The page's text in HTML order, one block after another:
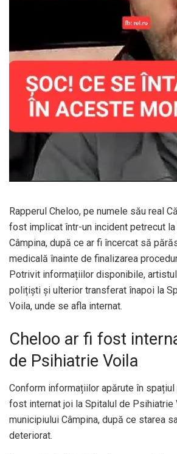
Rapperul Cheloo, pe numele său real
fost implicat într-un incident petrecut la
Câmpina, după ce ar fi încercat să
medicală înainte de finalizarea
Potrivit informațiilor disponibile,
polițiști și ulterior transferat înapoi la
Voila, unde se afla internat.
Cheloo ar fi fost
de Psihiatrie Voila
Conform informațiilor apărute în spațiul
fost internat joi la Spitalul de Psihiatrie
municipiului Câmpina, după ce starea
deteriorat.